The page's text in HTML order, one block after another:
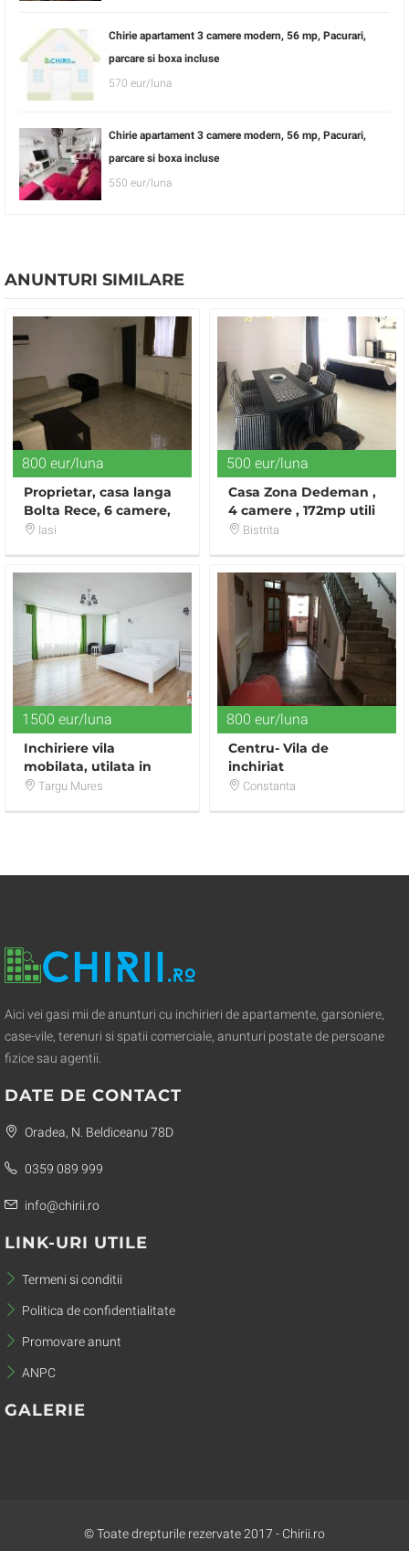
Chirie apartament 3 camere modern, 56 mp, Pacurari,
parcare si boxa incluse
570 eur/luna
Chirie apartament 3 camere modern, 56 mp, Pacurari,
parcare si boxa incluse
550 eur/luna
ANUNTURI SIMILARE
800 eur/luna
Proprietar, casa langa
Bolta Rece, 6 camere,
centrala proprie
Iasi
500 eur/luna
Casa Zona Dedeman ,
4 camere , 172mp utili
,1200mp teren
Bistrita
1500 eur/luna
Inchiriere vila
mobilata, utilata in
Corunca
Targu Mures
800 eur/luna
Centru- Vila de
inchiriat
Constanta
Aici vei gasi mii de anunturi cu inchirieri de apartamente, garsoniere,
case-vile, terenuri si spatii comerciale, anunturi postate de persoane
fizice sau agentii.
DATE DE CONTACT
Oradea, N. Beldiceanu 78D
0359 089 999
info@chirii.ro
LINK-URI UTILE
Termeni si conditii
Politica de confidentialitate
Promovare anunt
ANPC
GALERIE
© Toate drepturile rezervate 2017 - Chirii.ro